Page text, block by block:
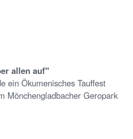
allen auf"
ein Ökumenisches Tauffest
Mönchengladbacher Geropark